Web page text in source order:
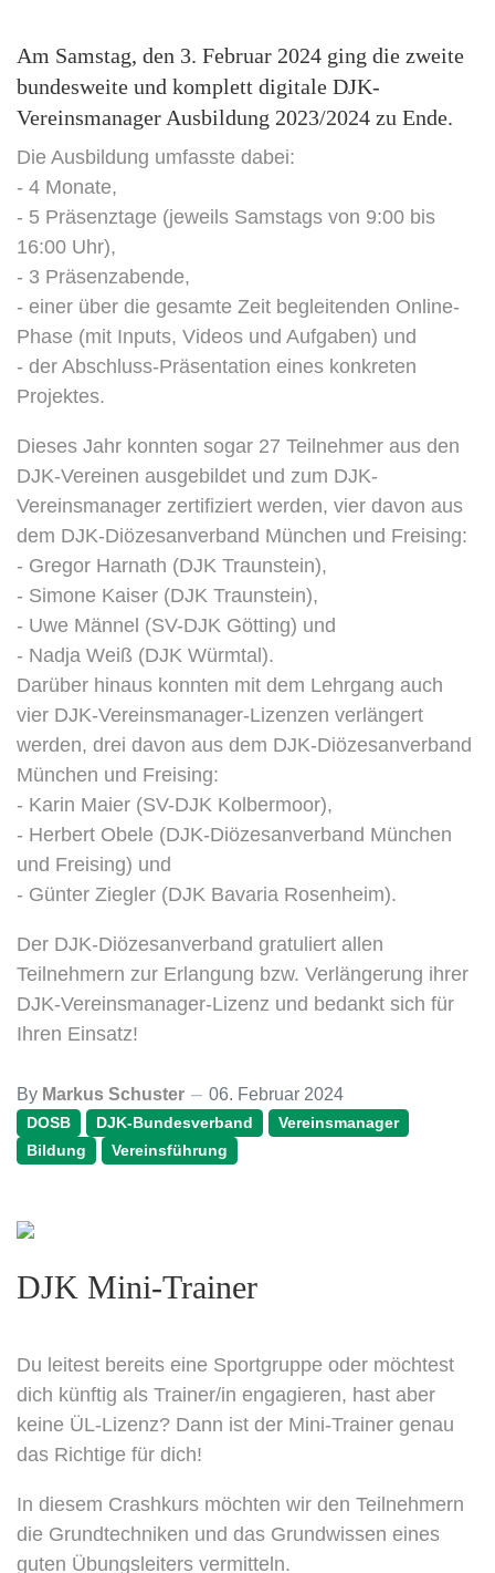
Am Samstag, den 3. Februar 2024 ging die zweite
bundesweite und komplett digitale DJK-
Vereinsmanager Ausbildung 2023/2024 zu Ende.
Die Ausbildung umfasste dabei:
- 4 Monate,
- 5 Präsenztage (jeweils Samstags von 9:00 bis
16:00 Uhr),
- 3 Präsenzabende,
- einer über die gesamte Zeit begleitenden Online-
Phase (mit Inputs, Videos und Aufgaben) und
- der Abschluss-Präsentation eines konkreten
Projektes.
Dieses Jahr konnten sogar 27 Teilnehmer aus den
DJK-Vereinen ausgebildet und zum DJK-
Vereinsmanager zertifiziert werden, vier davon aus
dem DJK-Diözesanverband München und Freising:
- Gregor Harnath (DJK Traunstein),
- Simone Kaiser (DJK Traunstein),
- Uwe Männel (SV-DJK Götting) und
- Nadja Weiß (DJK Würmtal).
Darüber hinaus konnten mit dem Lehrgang auch
vier DJK-Vereinsmanager-Lizenzen verlängert
werden, drei davon aus dem DJK-Diözesanverband
München und Freising:
- Karin Maier (SV-DJK Kolbermoor),
- Herbert Obele (DJK-Diözesanverband München
und Freising) und
- Günter Ziegler (DJK Bavaria Rosenheim).
Der DJK-Diözesanverband gratuliert allen
Teilnehmern zur Erlangung bzw. Verlängerung ihrer
DJK-Vereinsmanager-Lizenz und bedankt sich für
Ihren Einsatz!
By Markus Schuster 06. Februar 2024
DOSB DJK-Bundesverband
Vereinsmanager
Bildung
Vereinsführung
DJK Mini-Trainer
Du leitest bereits eine Sportgruppe oder möchtest
dich künftig als Trainer/in engagieren, hast aber
keine ÜL-Lizenz? Dann ist der Mini-Trainer genau
das Richtige für dich!
In diesem Crashkurs möchten wir den Teilnehmern
die Grundtechniken und das Grundwissen eines
guten Übungsleiters vermitteln.